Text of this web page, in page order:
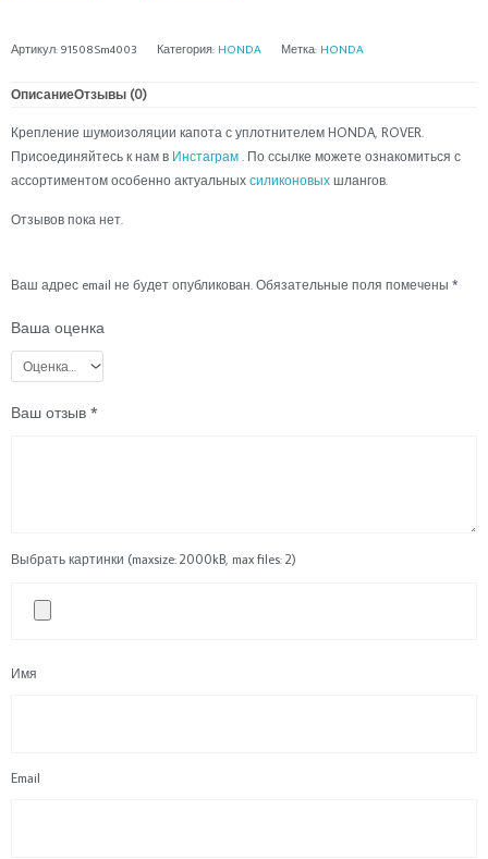
Артикул: 91508Sm4003 Категория: HONDA Метка: HONDA
ОписаниеОтзывы (0)
Крепление шумоизоляции капота с уплотнителем HONDA, ROVER.
Присоединяйтесь к нам в Инстаграм . По ссылке можете ознакомиться с
ассортиментом особенно актуальных силиконовых шлангов.
Отзывов пока нет.
Ваш адрес email не будет опубликован. Обязательные поля помечены *
Ваша оценка
Ваш отзыв *
Выбрать картинки (maxsize: 2000kB, max files: 2)
Имя
Email